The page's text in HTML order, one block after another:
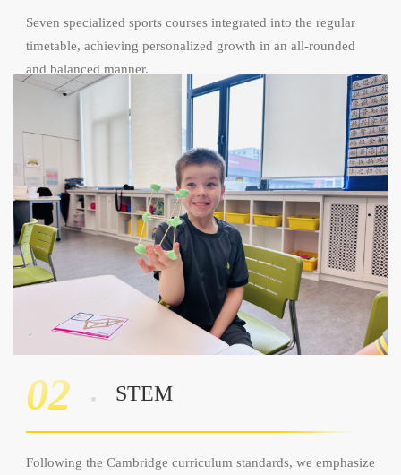
Seven specialized sports courses integrated into the regular
timetable, achieving personalized growth in an all-rounded
and balanced manner.
02 STEM
Following the Cambridge curriculum standards, we emphasize